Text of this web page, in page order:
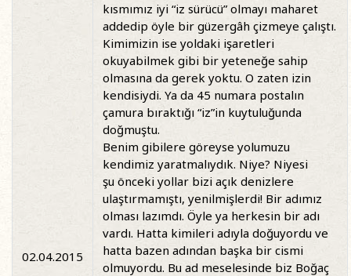
02.04.2015
kısmımız iyi “iz sürücü” olmayı maharet
addedip öyle bir güzergâh çizmeye çalıştı.
Kimimizin ise yoldaki işaretleri
okuyabilmek gibi bir yeteneğe sahip
olmasına da gerek yoktu. O zaten izin
kendisiydi. Ya da 45 numara postalın
çamura bıraktığı “iz”in kuytuluğunda
doğmuştu.
Benim gibilere göreyse yolumuzu
kendimiz yaratmalıydık. Niye? Niyesi
şu önceki yollar bizi açık denizlere
ulaştırmamıştı, yenilmişlerdi! Bir adımız
olması lazımdı. Öyle ya herkesin bir adı
vardı. Hatta kimileri adıyla doğuyordu ve
hatta bazen adından başka bir cismi
olmuyordu. Bu ad meselesinde biz Boğaç